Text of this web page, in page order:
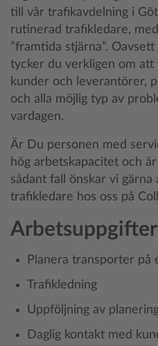
till vår trafikavdelning i
rutinerad trafikledare,
”framtida stjärna”.
tycker du verkligen om att
kunder och leverantörer,
och alla möjlig typ av
vardagen.
Är Du personen med
hög arbetskapacitet och
sådant fall önskar vi
trafikledare hos oss på
Planera transporter på
Trafikledning
Uppföljning av
Daglig kontakt med